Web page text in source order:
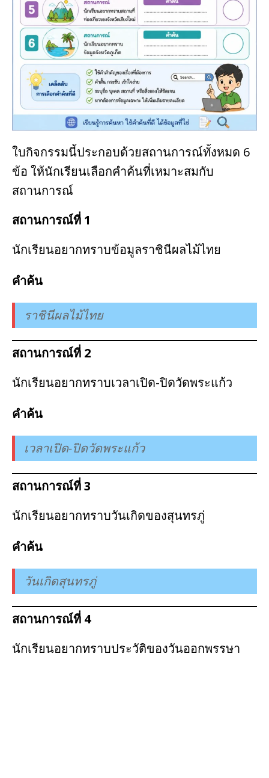
ใบกิจกรรมนี้ประกอบด้วยสถานการณ์ทั้งหมด 6
ข้อ ให้นักเรียนเลือกคำค้นที่เหมาะสมกับ
สถานการณ์
สถานการณ์ที่ 1
นักเรียนอยากทราบข้อมูลราชินีผลไม้ไทย
คำค้น
ราชินีผลไม้ไทย
สถานการณ์ที่ 2
นักเรียนอยากทราบเวลาเปิด-ปิดวัดพระแก้ว
คำค้น
เวลาเปิด-ปิดวัดพระแก้ว
สถานการณ์ที่ 3
นักเรียนอยากทราบวันเกิดของสุนทรภู่
คำค้น
วันเกิดสุนทรภู่
สถานการณ์ที่ 4
นักเรียนอยากทราบประวัติของวันออกพรรษา